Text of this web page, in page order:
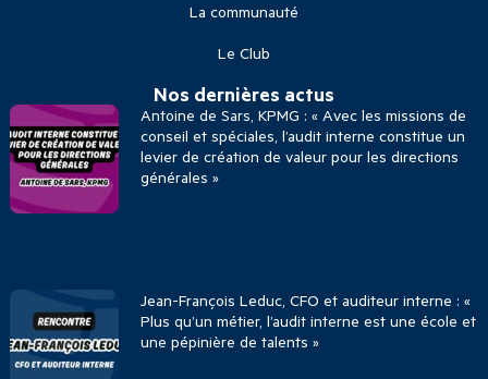
La communauté
Le Club
Nos dernières actus
Antoine de Sars, KPMG : « Avec les missions de
conseil et spéciales, l’audit interne constitue un
levier de création de valeur pour les directions
générales »
Jean-François Leduc, CFO et auditeur interne : «
Plus qu’un métier, l’audit interne est une école et
une pépinière de talents »